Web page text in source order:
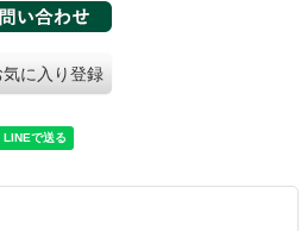
気に入り登録